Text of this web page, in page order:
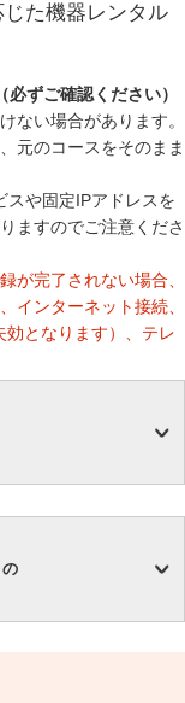
た機器レンタル
ずご確認ください）
ない場合があります。
元のコースをそのまま
スや固定IPアドレスを
ますのでご注意くださ
が完了されない場合、
インターネット接続、
となります）、テレ